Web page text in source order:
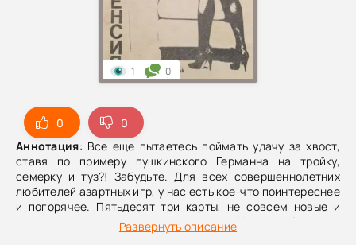
0
0
Аннотация: Все еще пытаетесь поймать удачу за хвост,
ставя по примеру пушкинского Германна на тройку,
семерку и туз?! Забудьте. Для всех совершеннолетних
любителей азартных игр, у нас есть кое-что поинтереснее
и погорячее. Пятьдесят три карты, не совсем новые и
немного потрепанные, но зато какие! На каждой из них
изображена прекрасная женщина. Каждую ночь одна из
Развернуть описание
1 0